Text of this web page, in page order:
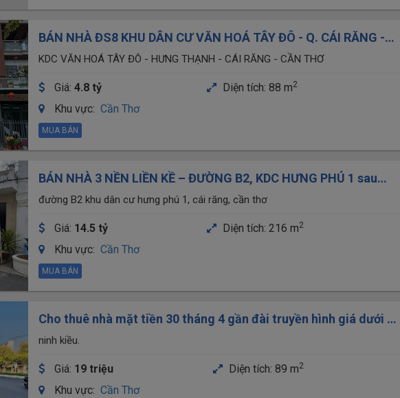
BÁN NHÀ ĐS8 KHU DÂN CƯ VĂN HOÁ TÂY ĐÔ - Q. CÁI RĂNG -
TP. CẦN THƠ
KDC VĂN HOÁ TÂY ĐÔ - HƯNG THẠNH - CÁI RĂNG - CẦN THƠ
Giá: 4.8 tỷ Diện tích: 88 m2
Khu vực: Cần Thơ
MUA BÁN
BÁN NHÀ 3 NỀN LIỀN KỀ – ĐƯỜNG B2, KDC HƯNG PHÚ 1 sau
siêu thị Go – TP. CẦN THƠ DT13,5x16m
đường B2 khu dân cư hưng phú 1, cái răng, cần thơ
Giá: 14.5 tỷ Diện tích: 216 m2
Khu vực: Cần Thơ
MUA BÁN
Cho thuê nhà mặt tiền 30 tháng 4 gần đài truyền hình giá dưới 20
triệu
ninh kiều.
Giá: 19 triệu Diện tích: 89 m2
Khu vực: Cần Thơ